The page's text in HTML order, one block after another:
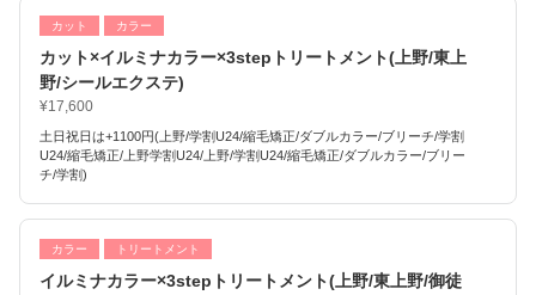
カット カラー
カット×イルミナカラー×3stepトリートメント(上野/東上
野/シールエクステ)
¥17,600
土日祝日は+1100円(上野/学割U24/縮毛矯正/ダブルカラー/ブリーチ/学割
U24/縮毛矯正/上野学割U24/上野/学割U24/縮毛矯正/ダブルカラー/ブリー
チ/学割)
カラー トリートメント
イルミナカラー×3stepトリートメント(上野/東上野/御徒